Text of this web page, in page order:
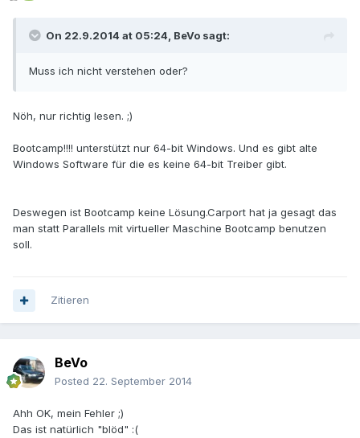
On 22.9.2014 at 05:24, BeVo sagt:
Muss ich nicht verstehen oder?
Nöh, nur richtig lesen. ;)
Bootcamp!!!! unterstützt nur 64-bit Windows. Und es gibt alte
Windows Software für die es keine 64-bit Treiber gibt.
Deswegen ist Bootcamp keine Lösung.Carport hat ja gesagt das
man statt Parallels mit virtueller Maschine Bootcamp benutzen
soll.
Zitieren
BeVo
Posted 22. September 2014
Ahh OK, mein Fehler ;)
Das ist natürlich "blöd" :(